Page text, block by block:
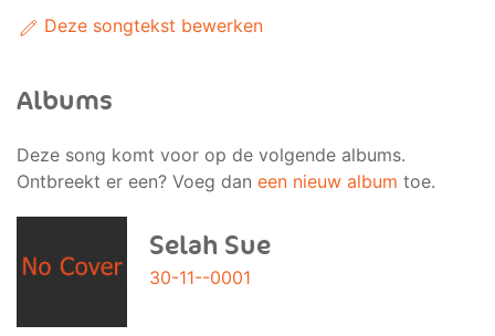
Deze songtekst bewerken
Albums
Deze song komt voor op de volgende albums.
Ontbreekt er een? Voeg dan een nieuw album toe.
Selah Sue
30-11--0001